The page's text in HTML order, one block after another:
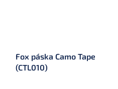
Fox páska Camo Tape
(CTL010)